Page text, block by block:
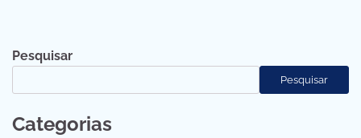
Pesquisar
Pesquisar
Categorias